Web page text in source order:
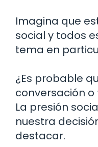
Imagina que
social y todos
tema en
¿Es probable
conversación
La presión
nuestra
destacar.